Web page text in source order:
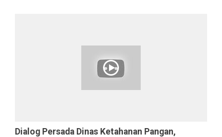
Dialog Persada Dinas Ketahanan Pangan,